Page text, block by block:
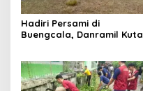
Hadiri Persami di
Buengcala, Danramil Kuta
Muda